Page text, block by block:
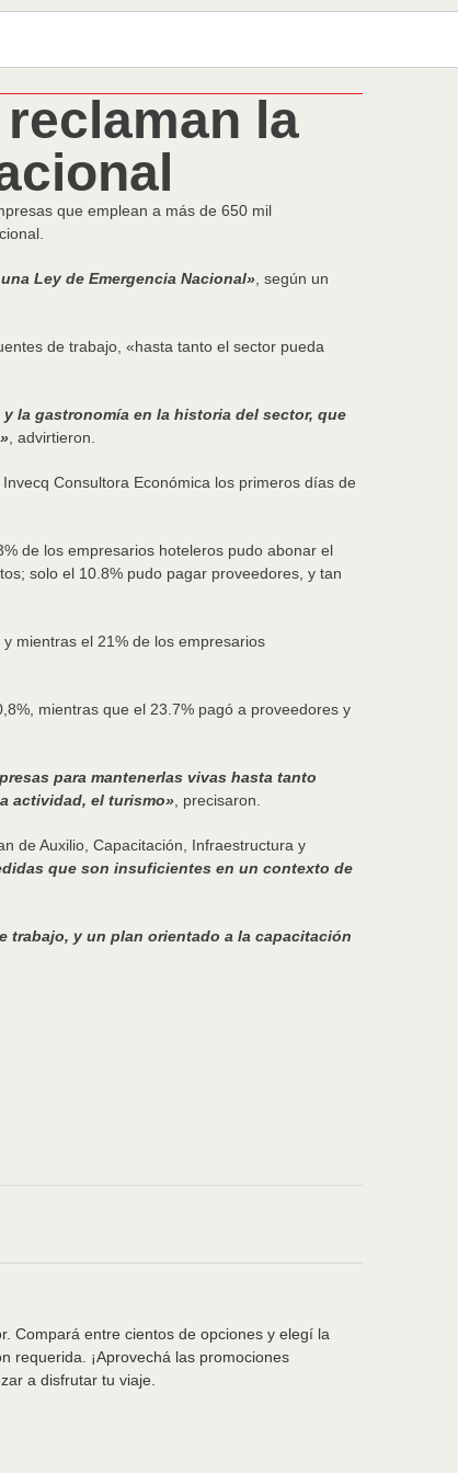
la
que emplean a más de 650 mil
Ley de Emergencia Nacional» , según un
de trabajo, «hasta tanto el sector pueda
la gastronomía en la historia del sector, que
, advirtieron.
Consultora Económica los primeros días de
de los empresarios hoteleros pudo abonar el
solo el 10.8% pudo pagar proveedores, y tan
mientras el 21% de los empresarios
mientras que el 23.7% pagó a proveedores y
para mantenerlas vivas hasta tanto
actividad, el turismo» , precisaron.
de Auxilio, Capacitación, Infraestructura y
que son insuficientes en un contexto de
trabajo, y un plan orientado a la capacitación
Compará entre cientos de opciones y elegí la
requerida. ¡Aprovechá las promociones
a disfrutar tu viaje.